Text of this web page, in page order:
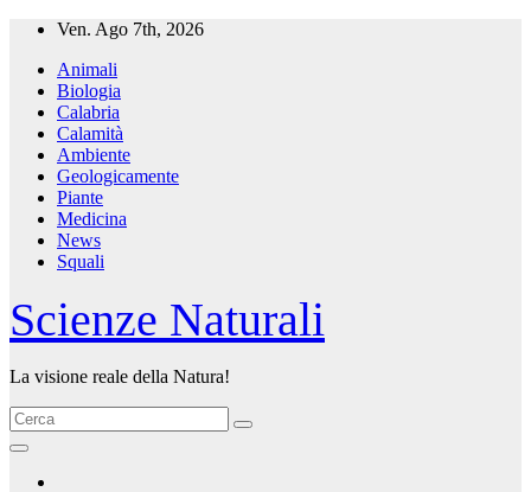
Salta
contenuto
Ven. Ago 7th, 2026
Animali
Biologia
Calabria
Calamità
Ambiente
Geologicamente
Piante
Medicina
News
Squali
Scienze Naturali
La visione reale della Natura!